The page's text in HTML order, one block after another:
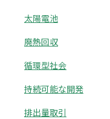
太陽電池
廃熱回収
循環型社会
持続可能な開発
排出量取引